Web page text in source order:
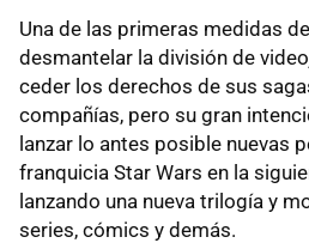
Una de las primeras medidas
desmantelar la división de
ceder los derechos de sus
compañías, pero su gran
lanzar lo antes posible nuevas
franquicia Star Wars en la
lanzando una nueva trilogía y
series, cómics y demás.